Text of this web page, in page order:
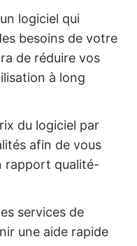
logiciel qui
besoins de votre
de réduire vos
à long
du logiciel par
afin de vous
rapport qualité-
services de
une aide rapide